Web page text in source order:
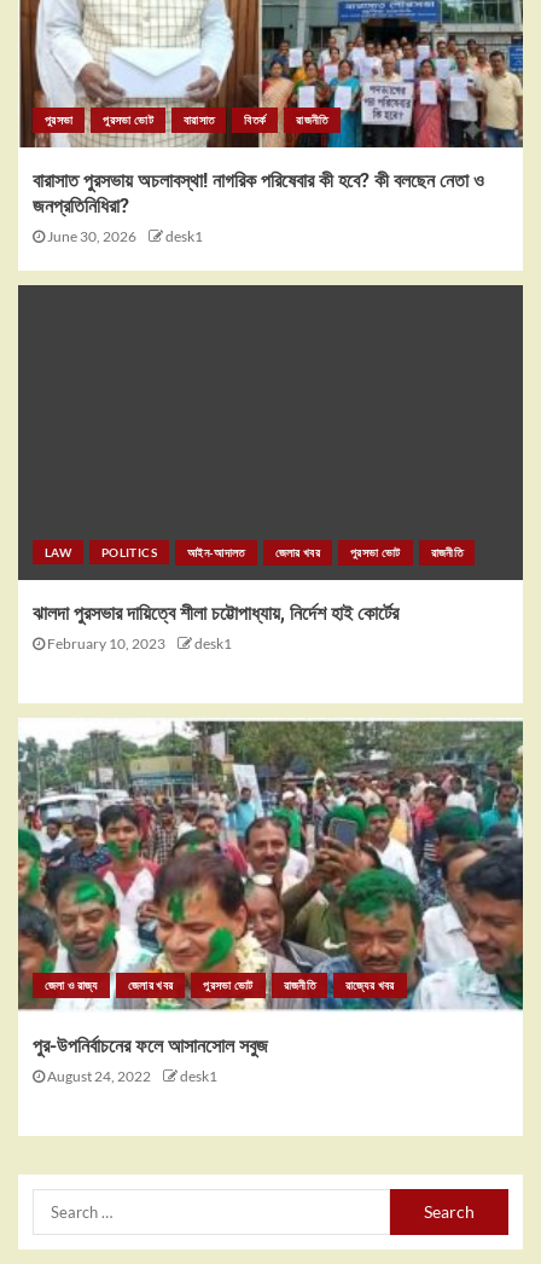
পুরসভা পুরসভা ভোট বারাসাত বিতর্ক রাজনীতি
বারাসাত পুরসভায় অচলাবস্থা! নাগরিক পরিষেবার কী হবে? কী বলছেন নেতা ও
জনপ্রতিনিধিরা?
June 30, 2026 desk1
LAW POLITICS আইন-আদালত জেলার খবর পুরসভা ভোট রাজনীতি
ঝালদা পুরসভার দায়িত্বে শীলা চট্টোপাধ্যায়, নির্দেশ হাই কোর্টের
February 10, 2023 desk1
জেলা ও রাজ্য জেলার খবর পুরসভা ভোট রাজনীতি রাজ্যের খবর
পুর-উপনির্বাচনের ফলে আসানসোল সবুজ
August 24, 2022 desk1